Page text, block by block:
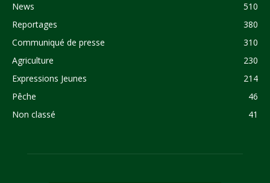
News
510
Reportages
380
Communiqué de presse
310
Agriculture
230
Expressions Jeunes
214
Pêche
46
Non classé
41